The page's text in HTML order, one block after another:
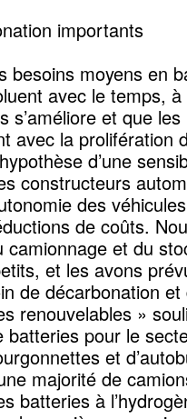
importants
besoins moyens en
avec le temps,
s’améliore et que
avec la prolifération
d’une
constructeurs
des
de coûts.
camionnage et du
et les avons
de décarbonation
renouvelables »
pour le
et
majorité de
batteries à